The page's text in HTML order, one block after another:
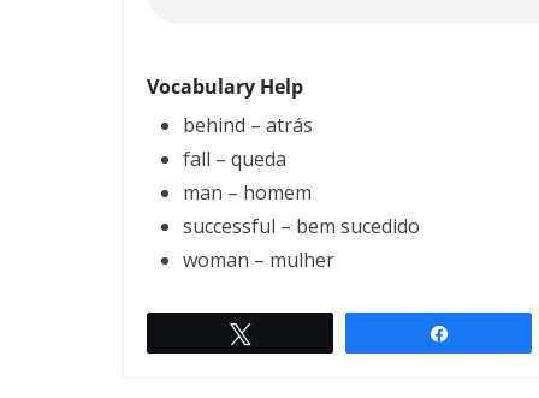
Vocabulary Help
behind – atrás
fall – queda
man – homem
successful – bem sucedido
woman – mulher